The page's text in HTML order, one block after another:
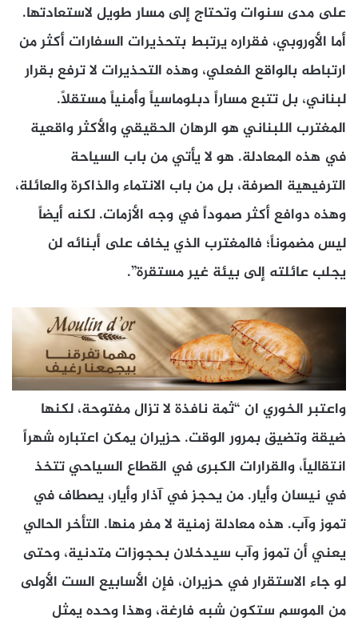
على مدى سنوات وتحتاج إلى مسار طويل لاستعادتها.
أما الأوروبي، فقراره يرتبط بتحذيرات السفارات أكثر من
ارتباطه بالواقع الفعلي، وهذه التحذيرات لا ترفع بقرار
لبناني، بل تتبع مساراً دبلوماسياً وأمنياً مستقلاً.
المغترب اللبناني هو الرهان الحقيقي والأكثر واقعية
في هذه المعادلة. هو لا يأتي من باب السياحة
الترفيهية الصرفة، بل من باب الانتماء والذاكرة والعائلة،
وهذه دوافع أكثر صموداً في وجه الأزمات. لكنه أيضاً
ليس مضموناً؛ فالمغترب الذي يخاف على أبنائه لن
يجلب عائلته إلى بيئة غير مستقرة”.
واعتبر الخوري ان “ثمة نافذة لا تزال مفتوحة، لكنها
ضيقة وتضيق بمرور الوقت. حزيران يمكن اعتباره شهراً
انتقالياً، والقرارات الكبرى في القطاع السياحي تتخذ
في نيسان وأيار. من يحجز في آذار وأيار، يصطاف في
تموز وآب. هذه معادلة زمنية لا مفر منها. التأخر الحالي
يعني أن تموز وآب سيدخلان بحجوزات متدنية، وحتى
لو جاء الاستقرار في حزيران، فإن الأسابيع الست الأولى
من الموسم ستكون شبه فارغة، وهذا وحده يمثل